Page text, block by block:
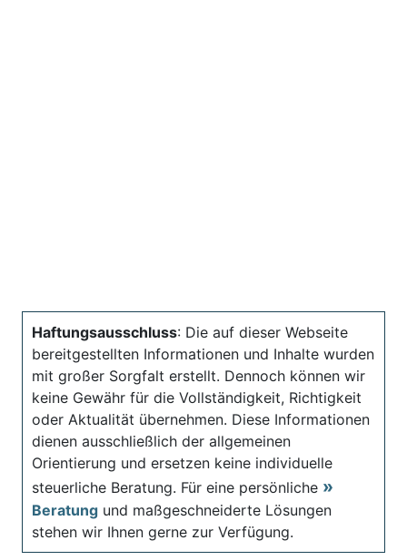
Haftungsausschluss: Die auf dieser Webseite
bereitgestellten Informationen und Inhalte wurden
mit großer Sorgfalt erstellt. Dennoch können wir
keine Gewähr für die Vollständigkeit, Richtigkeit
oder Aktualität übernehmen. Diese Informationen
dienen ausschließlich der allgemeinen
Orientierung und ersetzen keine individuelle
steuerliche Beratung. Für eine persönliche
Beratung und maßgeschneiderte Lösungen
stehen wir Ihnen gerne zur Verfügung.